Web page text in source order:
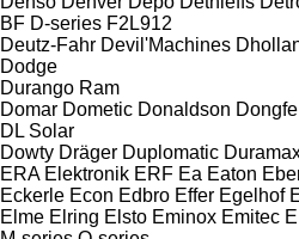
BF D-series F2L912
Deutz-Fahr Devil'Machines
Dodge
Durango Ram
Domar Dometic Donaldson
DL Solar
Dowty Dräger Duplomatic
ERA Elektronik ERF Ea Eaton
Eckerle Econ Edbro Effer Egelhof
Elme Elring Elsto Eminox Emitec